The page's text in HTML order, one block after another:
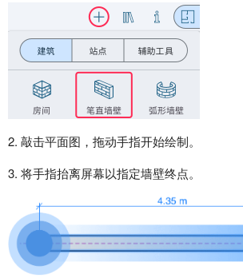
2. 敲击平面图，拖动手指开始绘制。
3. 将手指抬离屏幕以指定墙壁终点。